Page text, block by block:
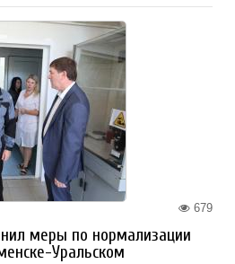
679
меры по нормализации
Уральском